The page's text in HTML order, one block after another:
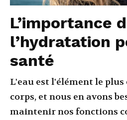
L’importance
l’hydratation
santé
L'eau est l'élément le
corps, et nous en avons
maintenir nos fonctions